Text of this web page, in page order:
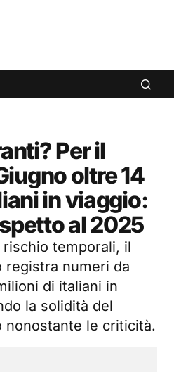
Per il
oltre 14
in viaggio:
al 2025
temporali, il
registra numeri da
di italiani in
la solidità del
nonostante le criticità.